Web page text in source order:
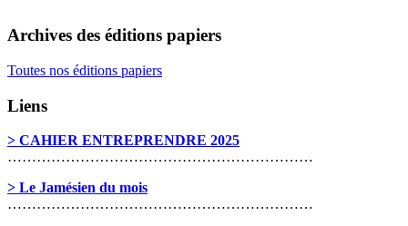
Archives des éditions papiers
Toutes nos éditions papiers
Liens
> CAHIER ENTREPRENDRE 2025
………………………………………………………
> Le Jamésien du mois
………………………………………………………